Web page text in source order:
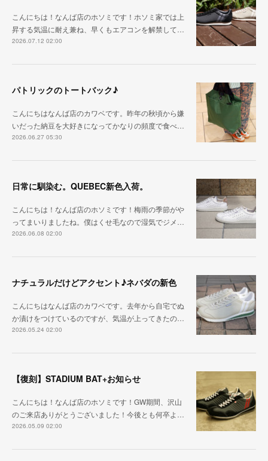
こんにちは！なんば店のホソミです！ホソミ家では上
昇する気温に耐え兼ね、早くもエアコンを解禁して…
2026.07.12 02:00
パトリックのトートバック♪
こんにちはなんば店のカワベです。昨年の秋頃から嫌
いだった納豆を大好きになってかなりの頻度で食べ…
2026.06.27 05:30
日常に馴染む。QUEBEC新色入荷。
こんにちは！なんば店のホソミです！梅雨の季節がや
ってまいりましたね。僕はくせ毛なので湿気でジメ…
2026.06.08 02:00
ナチュラルだけどアクセント♪ネバダの新色
こんにちはなんば店のカワベです。去年から自宅でぬ
か漬けをつけているのですが、気温が上ってきたの…
2026.05.24 02:00
【復刻】STADIUM BAT+お知らせ
こんにちは！なんば店のホソミです！GW期間、沢山
のご来店ありがとうございました！今後とも何卒よ…
2026.05.09 02:00